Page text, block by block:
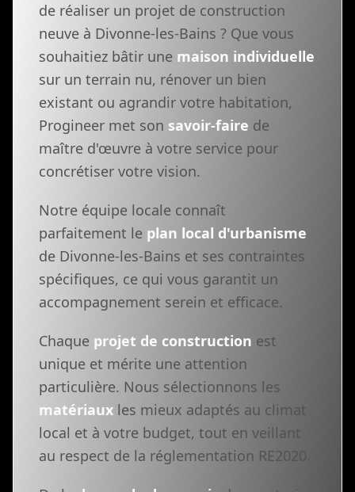
de réaliser un projet de construction
neuve à Divonne-les-Bains ? Que vous
souhaitiez bâtir une maison individuelle
sur un terrain nu, rénover un bien
existant ou agrandir votre habitation,
Progineer met son savoir-faire de
maître d'œuvre à votre service pour
concrétiser votre vision.
Notre équipe locale connaît
parfaitement le plan local d'urbanisme
de Divonne-les-Bains et ses contraintes
spécifiques, ce qui vous garantit un
accompagnement serein et efficace.
Chaque projet de construction est
unique et mérite une attention
particulière. Nous sélectionnons les
matériaux les mieux adaptés au climat
local et à votre budget, tout en veillant
au respect de la réglementation RE2020.